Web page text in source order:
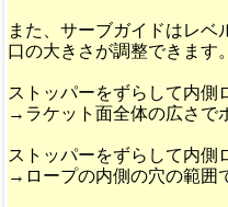
また、サーブガイドはレベ
口の大きさが調整できます。
ストッパーをずらして内側
→ラケット面全体の広さで
ストッパーをずらして内側
→ロープの内側の穴の範囲